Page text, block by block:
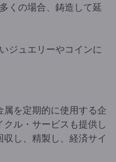
くの場合、鋳造して延
ジュエリーやコインに
を定期的に使用する企
ル・サービスも提供し
し、精製し、経済サイ